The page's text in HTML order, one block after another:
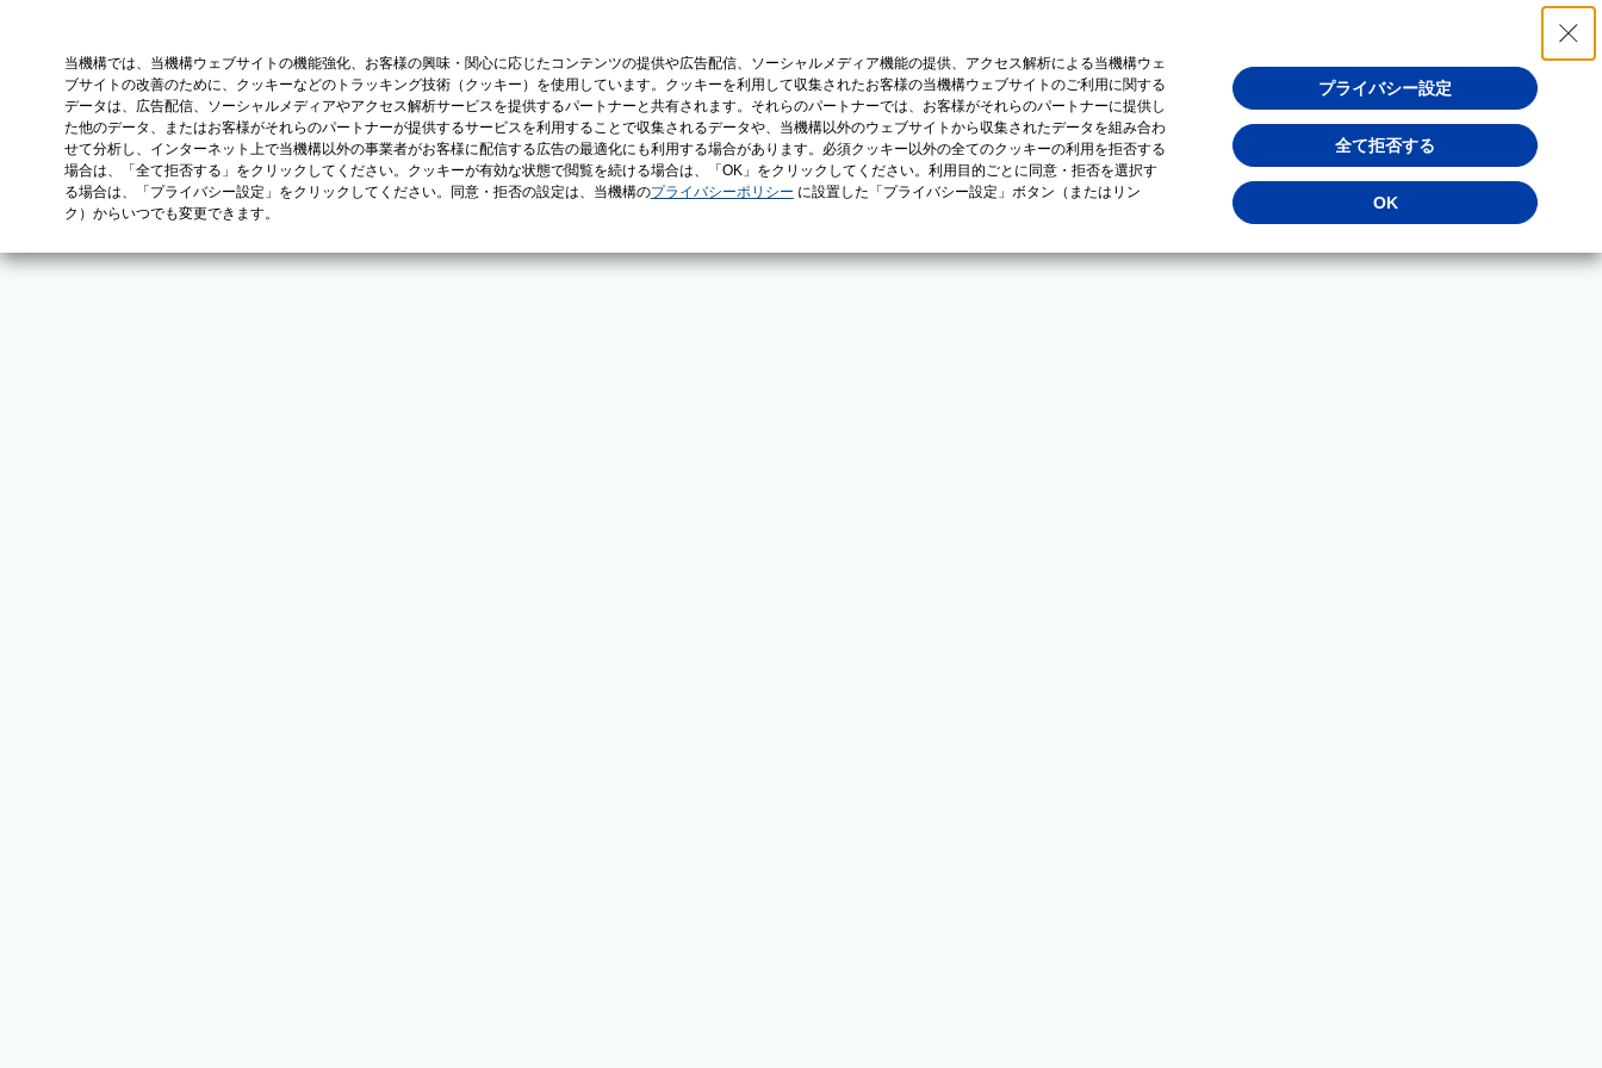
当機構では、当機構ウェブサイトの機能強化、お客様の興味・関心に応じたコンテンツの提供や広告配信、ソーシャルメディア機能の提供、アクセス解析による当機構ウェ
ブサイトの改善のために、クッキーなどのトラッキング技術（クッキー）を使用しています。クッキーを利用して収集されたお客様の当機構ウェブサイトのご利用に関する
データは、広告配信、ソーシャルメディアやアクセス解析サービスを提供するパートナーと共有されます。それらのパートナーでは、お客様がそれらのパートナーに提供し
た他のデータ、またはお客様がそれらのパートナーが提供するサービスを利用することで収集されるデータや、当機構以外のウェブサイトから収集されたデータを組み合わ
せて分析し、インターネット上で当機構以外の事業者がお客様に配信する広告の最適化にも利用する場合があります。必須クッキー以外の全てのクッキーの利用を拒否する
場合は、「全て拒否する」をクリックしてください。クッキーが有効な状態で閲覧を続ける場合は、「OK」をクリックしてください。利用目的ごとに同意・拒否を選択す
る場合は、「プライバシー設定」をクリックしてください。同意・拒否の設定は、当機構のプライバシーポリシー に設置した「プライバシー設定」ボタン（またはリン
ク）からいつでも変更できます。
プライバシー設定
全て拒否する
OK